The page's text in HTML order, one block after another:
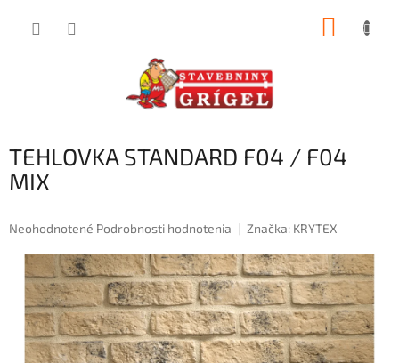
TEHLOVKA STANDARD F04 / F04
MIX
Priemerné
produktu
hviezdičiek.
Neohodnotené Podrobnosti hodnotenia Značka: KRYTEX